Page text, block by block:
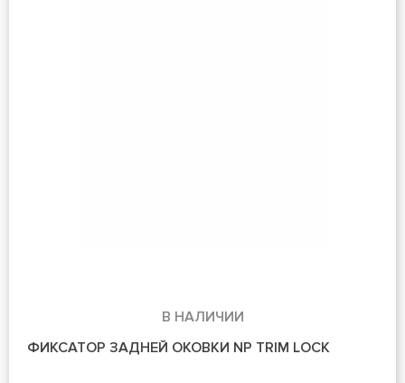
В НАЛИЧИИ
ФИКСАТОР ЗАДНЕЙ ОКОВКИ NP TRIM LOCK